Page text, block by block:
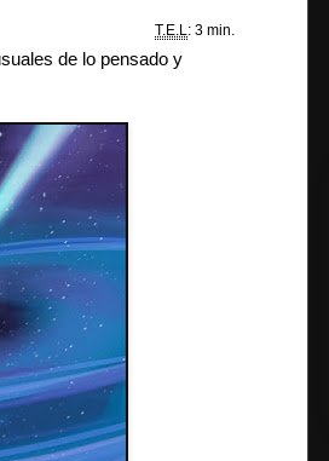
T.E.L: 3 min.
de lo pensado y